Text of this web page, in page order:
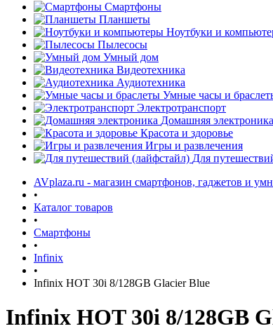
Смартфоны
Планшеты
Ноутбуки и
Пылесосы
Умный дом
Видеотехника
Аудиотехника
Умные часы и
Электротранспорт
Домашняя электроника
Красота и здоровье
Игры и развлечения
Для
AVplaza.ru - магазин смартфонов, гаджетов и
•
Каталог товаров
•
Смартфоны
•
Infinix
•
Infinix HOT 30i 8/128GB Glacier Blue
Infinix HOT 30i 8/128GB